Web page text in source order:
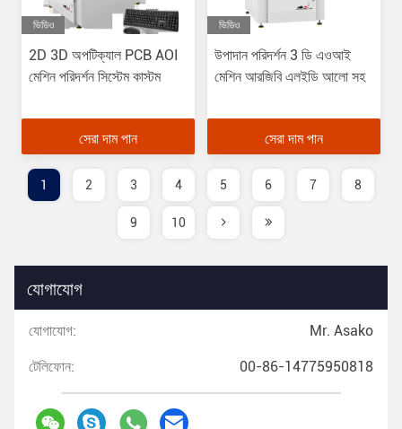
ভিডিও
2D 3D অপটিক্যাল PCB AOI
মেশিন পরিদর্শন সিস্টেম কাস্টম
সেরা দাম পান
ভিডিও
উপাদান পরিদর্শন 3 ডি এওআই
মেশিন আরজিবি এলইডি আলো সহ
সেরা দাম পান
1 2 3 4 5 6 7 8
9 10
যোগাযোগ
যোগাযোগ: Mr. Asako
টেলিফোন: 00-86-14775950818